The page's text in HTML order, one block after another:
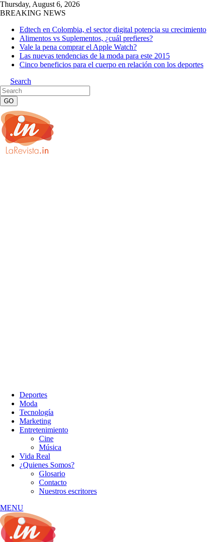
Thursday, August 6, 2026
BREAKING NEWS
Edtech en Colombia, el sector digital potencia su crecimiento
Alimentos vs Suplementos, ¿cuál prefieres?
Vale la pena comprar el Apple Watch?
Las nuevas tendencias de la moda para este 2015
Cinco beneficios para el cuerpo en relación con los deportes
Search
Deportes
Moda
Tecnología
Marketing
Entretenimiento
Cine
Música
Vida Real
¿Quienes Somos?
Glosario
Contacto
Nuestros escritores
MENU